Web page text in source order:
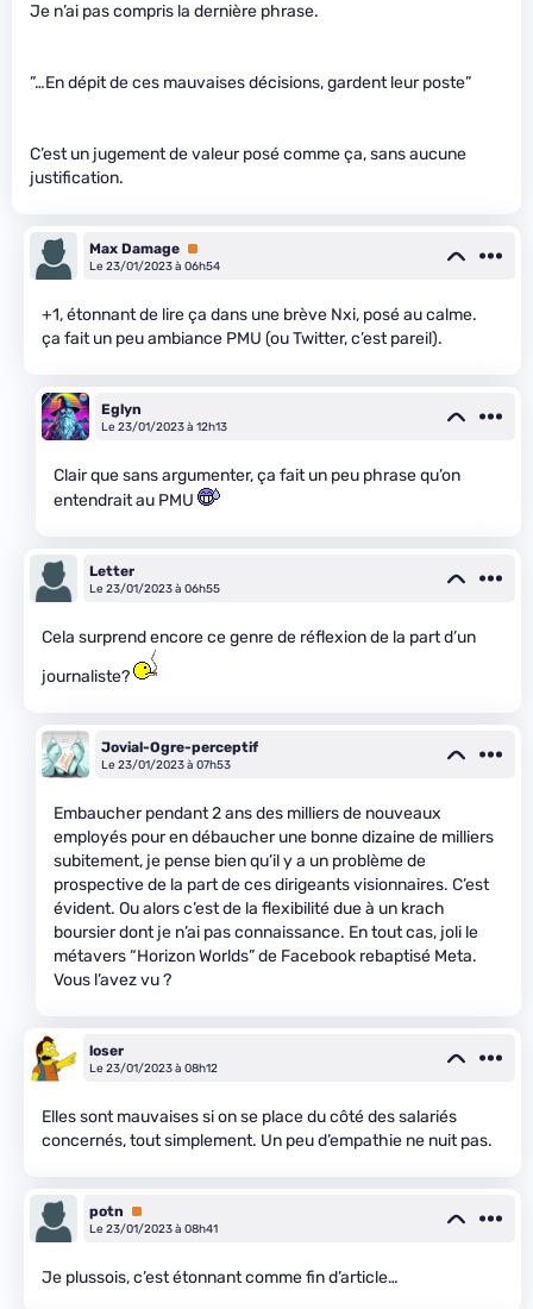
Je n’ai pas compris la dernière phrase.
”…En dépit de ces mauvaises décisions, gardent leur poste”
C’est un jugement de valeur posé comme ça, sans aucune
justification.
Max Damage Premium
Le 23/01/2023 à 06h54
+1, étonnant de lire ça dans une brève Nxi, posé au calme.
ça fait un peu ambiance PMU (ou Twitter, c’est pareil).
Eglyn
Le 23/01/2023 à 12h13
Clair que sans argumenter, ça fait un peu phrase qu’on
entendrait au PMU
Letter
Le 23/01/2023 à 06h55
Cela surprend encore ce genre de réflexion de la part d’un
journaliste?
Jovial-Ogre-perceptif
Le 23/01/2023 à 07h53
Embaucher pendant 2 ans des milliers de nouveaux
employés pour en débaucher une bonne dizaine de milliers
subitement, je pense bien qu’il y a un problème de
prospective de la part de ces dirigeants visionnaires. C’est
évident. Ou alors c’est de la flexibilité due à un krach
boursier dont je n’ai pas connaissance. En tout cas, joli le
métavers “Horizon Worlds” de Facebook rebaptisé Meta.
Vous l’avez vu ?
loser
Le 23/01/2023 à 08h12
Elles sont mauvaises si on se place du côté des salariés
concernés, tout simplement. Un peu d’empathie ne nuit pas.
potn
Premium
Le 23/01/2023 à 08h41
Je plussois, c’est étonnant comme fin d’article…